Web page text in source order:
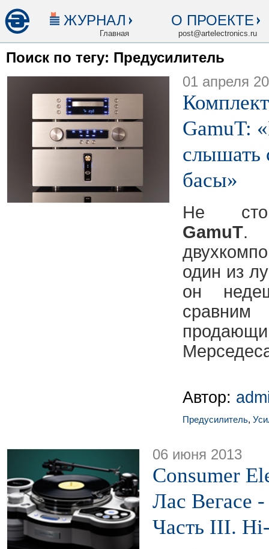
ЖУРНАЛ
Главная
О ПРОЕКТЕ
post@artelectronics.ru
Поиск по тегу: Предусилитель
01 апреля
GamuT:
слышать
басы»
Не
GamuT.
один из
он
Автор:
Предусилитель,
06 июня 2013
Consumer
Лас Вегасе
Часть III.